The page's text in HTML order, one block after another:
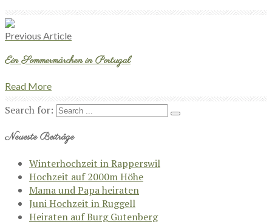
Previous Article
Ein Sommermärchen in Portugal
Read More
Search for:
Neueste Beiträge
Winterhochzeit in Rapperswil
Hochzeit auf 2000m Höhe
Mama und Papa heiraten
Juni Hochzeit in Ruggell
Heiraten auf Burg Gutenberg